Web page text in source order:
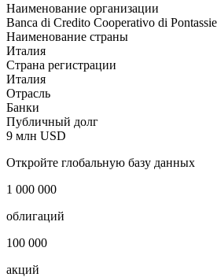
Наименование организации
Banca di Credito Cooperativo di
Наименование страны
Италия
Страна регистрации
Италия
Отрасль
Банки
Публичный долг
9 млн USD
Откройте глобальную базу данных
1 000 000
облигаций
100 000
акций